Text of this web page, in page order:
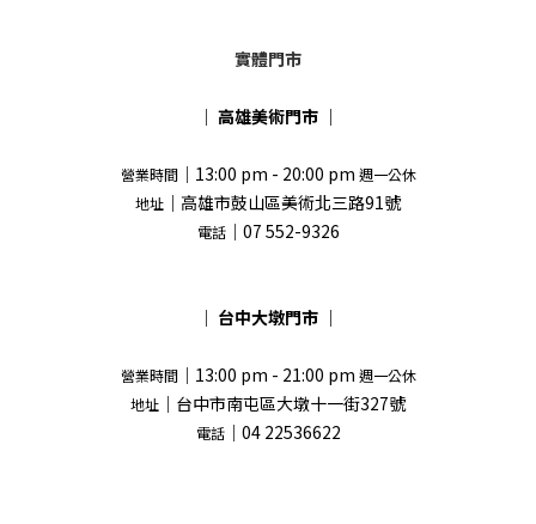
實體門市
｜ 高雄美術門市 ｜
營業時間｜13:00 pm - 20:00 pm 週一公休
地址 ｜高雄市鼓山區美術北三路91號
電話｜07 552-9326
｜ 台中大墩門市 ｜
營業時間｜13:00 pm - 21:00 pm 週一公休
地址 ｜台中市南屯區大墩十一街327號
電話｜04 22536622